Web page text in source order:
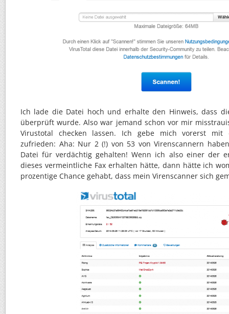
Ich lade die Datei hoch und erhalte den Hinweis, dass
überprüft wurde. Also war jemand schon vor mir
Virustotal checken lassen. Ich gebe mich vorerst mit
zufrieden: Aha: Nur 2 (!) von 53 von Virenscannern
Datei für verdächtig gehalten! Wenn ich also einer der
dieses vermeintliche Fax erhalten hätte, dann hätte ich
prozentige Chance gehabt, dass mein Virenscanner sich